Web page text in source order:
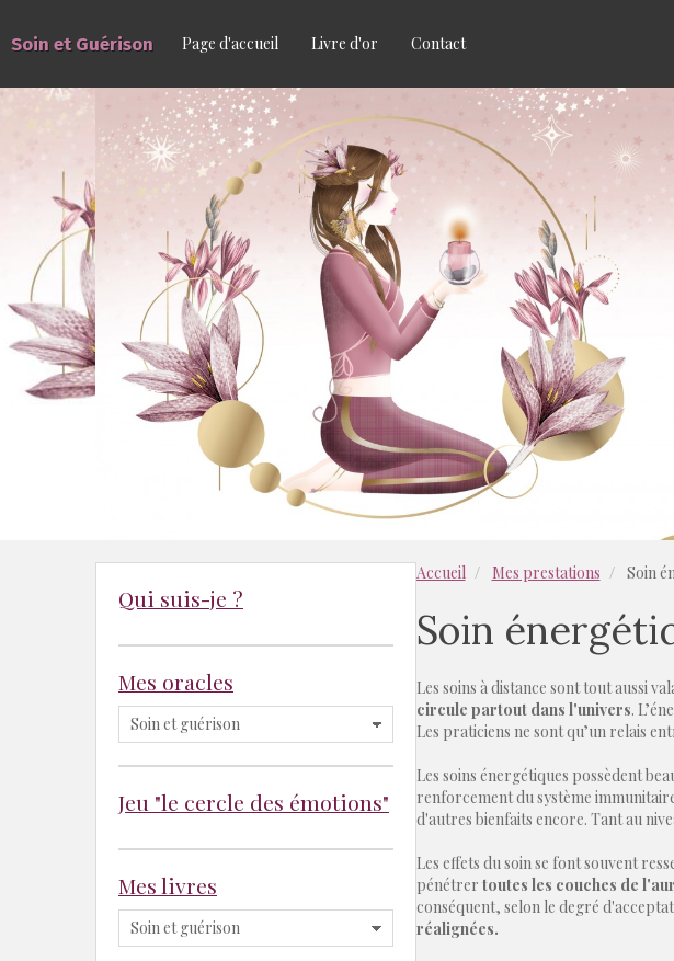
Soin et Guérison Page d'accueil Livre d'or Contact
Accueil Mes prestations Soin
Soin
Les soins à distance sont tout aussi
circule partout dans l'univers.
Les praticiens ne sont qu’un relais
Les soins énergétiques possèdent
renforcement du système
d'autres bienfaits encore. Tant au
Les effets du soin se font souvent
pénétrer toutes les couches de
conséquent, selon le degré
réalignées.
Qui suis-je ?
Mes oracles
Jeu "le cercle des émotions"
Mes livres